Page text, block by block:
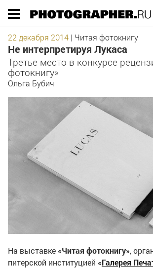
22 декабря 2014 | Читая фотокнигу
Не интерпретируя Лукаса
Третье место в конкурсе
фотокнигу»
Ольга Бубич
На выставке «Читая фотокнигу»,
питерской институцией «Галерея